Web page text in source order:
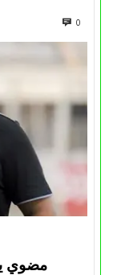
0
مضوي